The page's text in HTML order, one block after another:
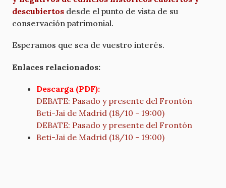
descubiertos desde el punto de vista de su
conservación patrimonial.
Esperamos que sea de vuestro interés.
Enlaces relacionados:
Descarga (PDF):
DEBATE: Pasado y presente del Frontón
Beti-Jai de Madrid (18/10 - 19:00)
DEBATE: Pasado y presente del Frontón
Beti-Jai de Madrid (18/10 - 19:00)